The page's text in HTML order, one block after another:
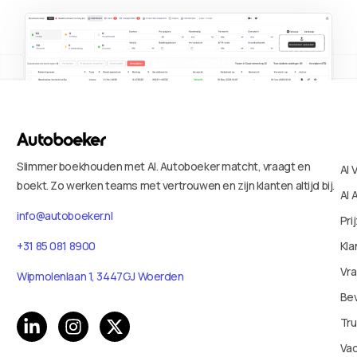
Slimmer boekhouden met AI. Autoboeker matcht, vraagt en
boekt. Zo werken teams met vertrouwen en zijn klanten altijd bij.
info@autoboeker.nl
+31 85 081 8900
Wipmolenlaan 1, 3447GJ Woerden
AI
AI